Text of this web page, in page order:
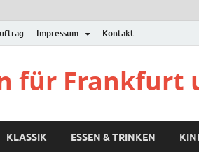
Impressum Kontakt
für Frankfurt
KLASSIK ESSEN & TRINKEN